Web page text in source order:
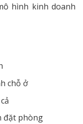
hình kinh doanh
chỗ ở
đặt phòng